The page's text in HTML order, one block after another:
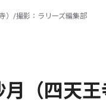
）/撮影：ラリーズ編集部
月（四天